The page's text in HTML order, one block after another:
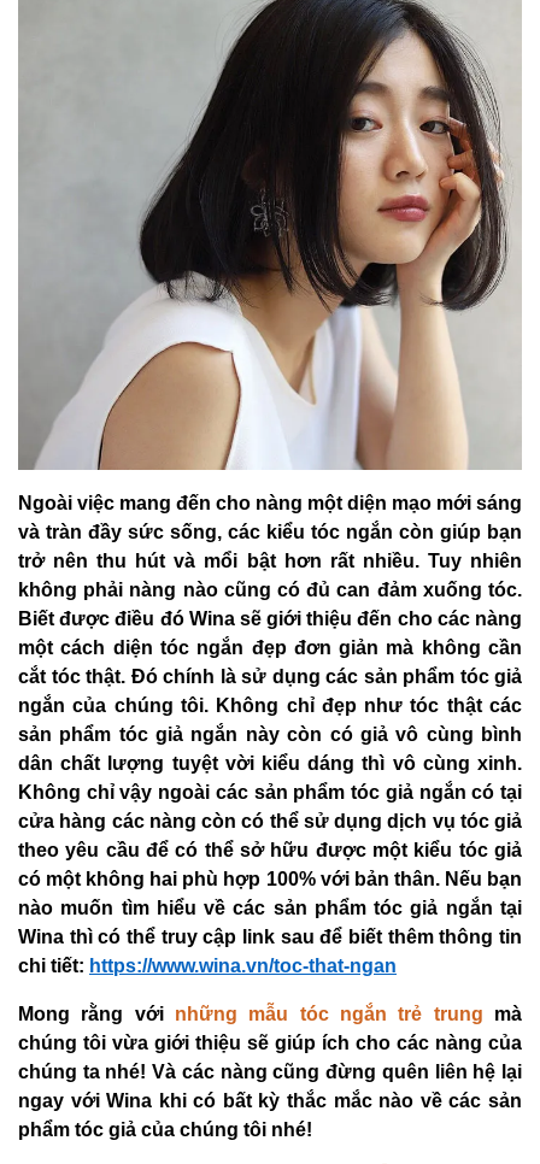
Ngoài việc mang đến cho nàng một diện mạo mới sáng
và tràn đầy sức sống, các kiểu tóc ngắn còn giúp bạn
trở nên thu hút và mổi bật hơn rất nhiều. Tuy nhiên
không phải nàng nào cũng có đủ can đảm xuống tóc.
Biết được điều đó Wina sẽ giới thiệu đến cho các nàng
một cách diện tóc ngắn đẹp đơn giản mà không cần
cắt tóc thật. Đó chính là sử dụng các sản phẩm tóc giả
ngắn của chúng tôi. Không chỉ đẹp như tóc thật các
sản phẩm tóc giả ngắn này còn có giả vô cùng bình
dân chất lượng tuyệt vời kiểu dáng thì vô cùng xinh.
Không chỉ vậy ngoài các sản phẩm tóc giả ngắn có tại
cửa hàng các nàng còn có thể sử dụng dịch vụ tóc giả
theo yêu cầu để có thể sở hữu được một kiểu tóc giả
có một không hai phù hợp 100% với bản thân. Nếu bạn
nào muốn tìm hiểu về các sản phẩm tóc giả ngắn tại
Wina thì có thể truy cập link sau để biết thêm thông tin
chi tiết: https://www.wina.vn/toc-that-ngan
Mong rằng với những mẫu tóc ngắn trẻ trung
mà
chúng tôi vừa giới thiệu sẽ giúp ích cho các nàng của
chúng ta nhé! Và các nàng cũng đừng quên liên hệ lại
ngay với Wina khi có bất kỳ thắc mắc nào về các sản
phẩm tóc giả của chúng tôi nhé!